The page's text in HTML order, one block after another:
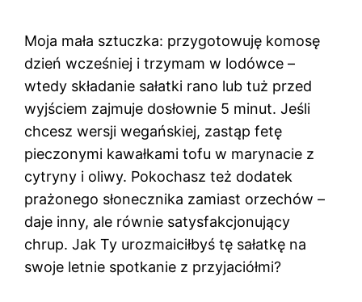
Moja mała sztuczka: przygotowuję komosę
dzień wcześniej i trzymam w lodówce –
wtedy składanie sałatki rano lub tuż przed
wyjściem zajmuje dosłownie 5 minut. Jeśli
chcesz wersji wegańskiej, zastąp fetę
pieczonymi kawałkami tofu w marynacie z
cytryny i oliwy. Pokochasz też dodatek
prażonego słonecznika zamiast orzechów –
daje inny, ale równie satysfakcjonujący
chrup. Jak Ty urozmaiciłbyś tę sałatkę na
swoje letnie spotkanie z przyjaciółmi?